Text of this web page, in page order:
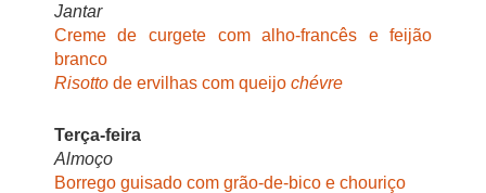
Jantar
Creme de curgete com alho-francês e feijão
branco
Risottode ervilhas com queijo chévre
Terça-feira
Almoço
Borrego guisado com grão-de-bico e chouriço